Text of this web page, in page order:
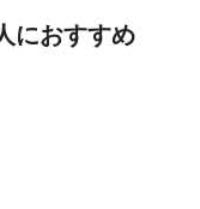
におすすめ